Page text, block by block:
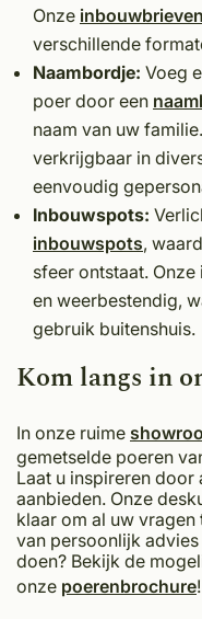
Onze
verschillende
Naambordje: Voeg
poer door een
naam van uw
verkrijgbaar in
eenvoudig
Inbouwspots:
inbouwspots,
sfeer ontstaat.
en weerbestendig,
gebruik buitenshuis.
Kom langs in
In onze ruime
gemetselde poeren
Laat u inspireren
aanbieden. Onze
klaar om al uw
van persoonlijk
doen? Bekijk de
onze poerenbrochure!